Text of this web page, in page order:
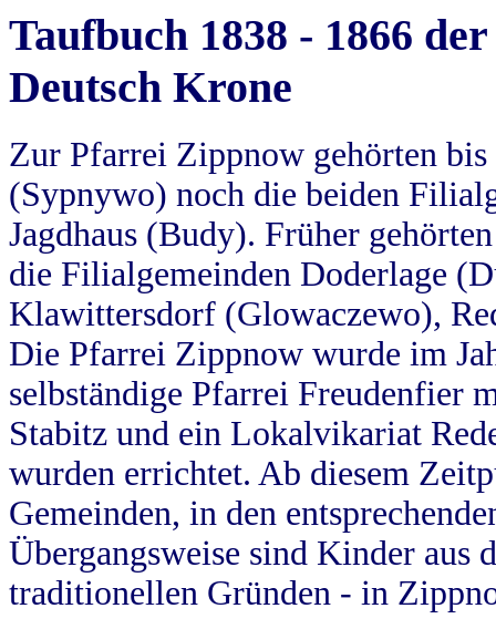
Taufbuch 1838 - 1866
Deutsch Krone
Zur Pfarrei Zippnow gehörten
(Sypnywo) noch die beiden
Jagdhaus (Budy). Früher
die Filialgemeinden Doderlage
Klawittersdorf (Glowaczewo),
Die Pfarrei Zippnow wurde im
selbständige Pfarrei Freudenfier
Stabitz und ein Lokalvikariat
wurden errichtet. Ab diesem
Gemeinden, in den
Übergangsweise sind Kinder aus
traditionellen Gründen - in